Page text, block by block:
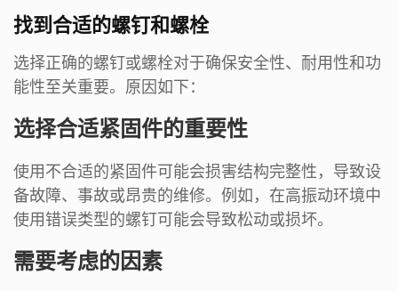
找到合适的螺钉和螺栓
选择正确的螺钉或螺栓对于确保安全性、耐用性和功
能性至关重要。原因如下：
选择合适紧固件的重要性
使用不合适的紧固件可能会损害结构完整性，导致设
备故障、事故或昂贵的维修。例如，在高振动环境中
使用错误类型的螺钉可能会导致松动或损坏。
需要考虑的因素